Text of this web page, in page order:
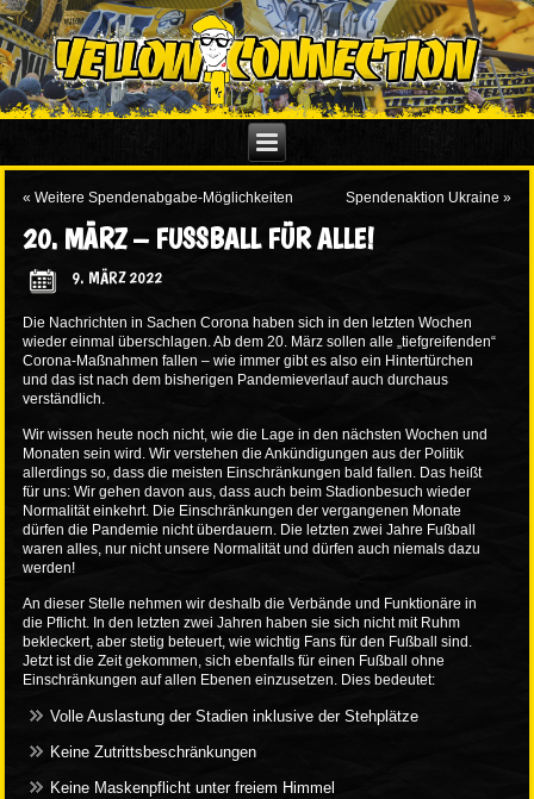
«Weitere Spendenabgabe-Möglichkeiten Spendenaktion Ukraine »
20. MÄRZ – FUSSBALL FÜR ALLE!
9. MÄRZ 2022
Die Nachrichten in Sachen Corona haben sich in den letzten Wochen
wieder einmal überschlagen. Ab dem 20. März sollen alle „tiefgreifenden“
Corona-Maßnahmen fallen – wie immer gibt es also ein Hintertürchen
und das ist nach dem bisherigen Pandemieverlauf auch durchaus
verständlich.
Wir wissen heute noch nicht, wie die Lage in den nächsten Wochen und
Monaten sein wird. Wir verstehen die Ankündigungen aus der Politik
allerdings so, dass die meisten Einschränkungen bald fallen. Das heißt
für uns: Wir gehen davon aus, dass auch beim Stadionbesuch wieder
Normalität einkehrt. Die Einschränkungen der vergangenen Monate
dürfen die Pandemie nicht überdauern. Die letzten zwei Jahre Fußball
waren alles, nur nicht unsere Normalität und dürfen auch niemals dazu
werden!
An dieser Stelle nehmen wir deshalb die Verbände und Funktionäre in
die Pflicht. In den letzten zwei Jahren haben sie sich nicht mit Ruhm
bekleckert, aber stetig beteuert, wie wichtig Fans für den Fußball sind.
Jetzt ist die Zeit gekommen, sich ebenfalls für einen Fußball ohne
Einschränkungen auf allen Ebenen einzusetzen. Dies bedeutet:
Volle Auslastung der Stadien inklusive der Stehplätze
Keine Zutrittsbeschränkungen
Keine Maskenpflicht unter freiem Himmel